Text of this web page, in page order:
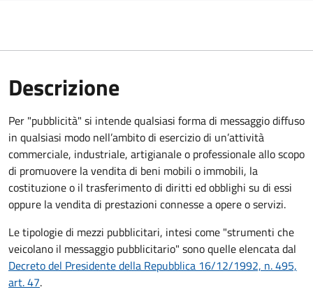
Descrizione
Per "pubblicità" si intende qualsiasi forma di messaggio diffuso
in qualsiasi modo nell’ambito di esercizio di un’attività
commerciale, industriale, artigianale o professionale allo scopo
di promuovere la vendita di beni mobili o immobili, la
costituzione o il trasferimento di diritti ed obblighi su di essi
oppure la vendita di prestazioni connesse a opere o servizi.
Le tipologie di mezzi pubblicitari, intesi come "strumenti che
veicolano il messaggio pubblicitario" sono quelle elencata dal
Decreto del Presidente della Repubblica 16/12/1992, n. 495,
art. 47.